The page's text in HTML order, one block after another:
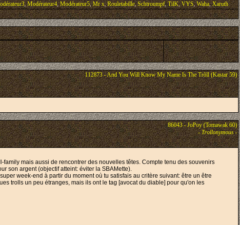
,Modérateur4,Modérateur5,Mr x,Rouletabille,Schtroumpf,TilK,VYS,Waha,Xaruth
112873 - And You Will Know My Name Is The Trõll (Kastar 59)
86043 - JoPoy (Tomawak 60)
-Trollonymous-
mais aussi de rencontrer des nouvelles têtes. Compte tenu des souvenirs
son argent (objectif atteint: éviter la SBAMette).
week-end à partir du moment où tu satisfais au critère suivant: être un être
trolls un peu étranges, mais ils ont le tag [avocat du diable] pour qu'on les